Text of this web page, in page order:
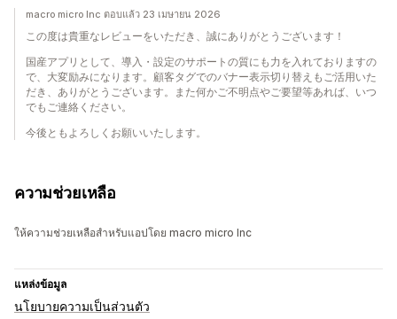
macro micro Inc ตอบแล้ว 23 เมษายน 2026
この度は貴重なレビューをいただき、誠にありがとうございます！
国産アプリとして、導入・設定のサポートの質にも力を入れておりますの
で、大変励みになります。顧客タグでのバナー表示切り替えもご活用いた
だき、ありがとうございます。また何かご不明点やご要望等あれば、いつ
でもご連絡ください。
今後ともよろしくお願いいたします。
ความช่วยเหลือ
ให้ความช่วยเหลือสำหรับแอปโดย macro micro Inc
แหล่งข้อมูล
นโยบายความเป็นส่วนตัว